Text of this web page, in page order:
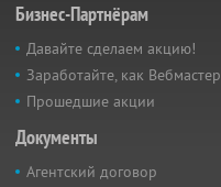
Бизнес-Партнёрам
Давайте сделаем акцию!
Заработайте, как Вебмастер
Прошедшие акции
Документы
Агентский договор